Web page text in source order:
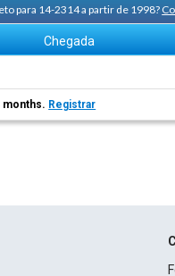
para 14-2314 a partir de 1998?
Chegada
months. Registrar